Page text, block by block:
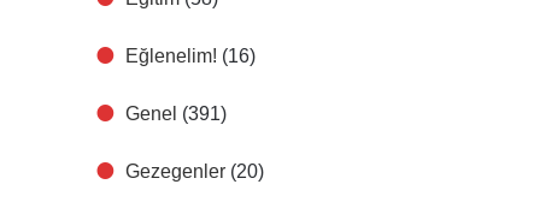
Eğlenelim! (16)
Genel (391)
Gezegenler (20)